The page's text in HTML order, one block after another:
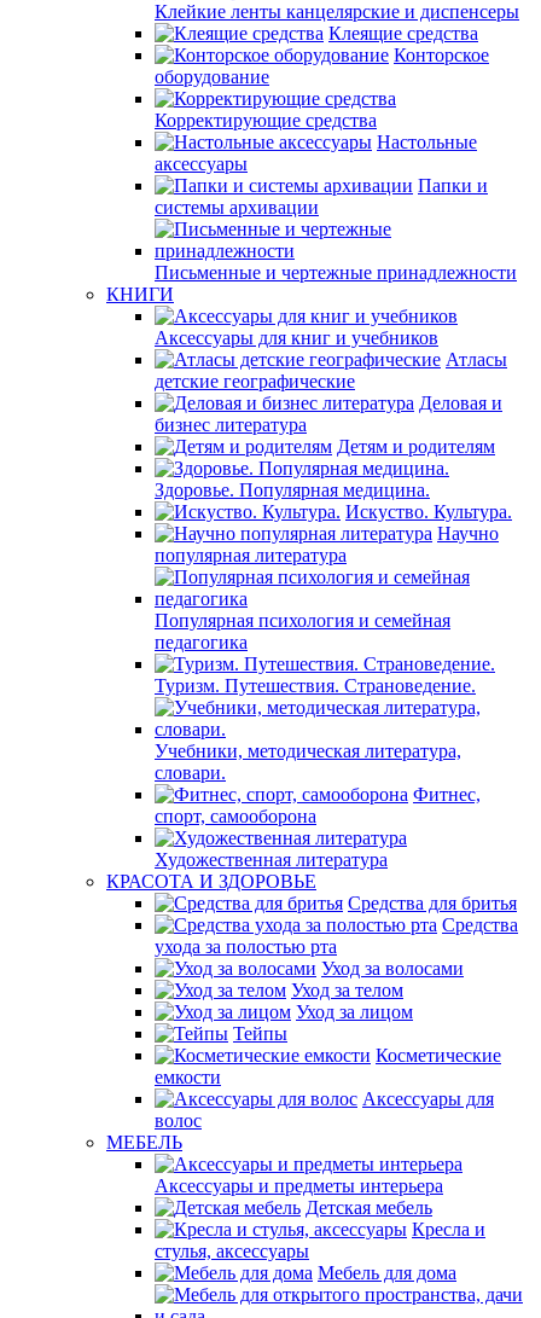
Клейкие ленты канцелярские и диспенсеры
Клеящие средства
Конторское
оборудование
Корректирующие средства
Настольные
аксессуары
Папки и
системы архивации
Письменные и чертежные принадлежности
КНИГИ
Аксессуары для книг и учебников
Атласы
детские географические
Деловая и
бизнес литература
Детям и родителям
Здоровье. Популярная медицина.
Искуство. Культура.
Научно
популярная литература
Популярная психология и семейная
педагогика
Туризм. Путешествия. Страноведение.
Учебники, методическая литература,
словари.
Фитнес,
спорт, самооборона
Художественная литература
КРАСОТА И ЗДОРОВЬЕ
Средства для бритья
Средства
ухода за полостью рта
Уход за волосами
Уход за телом
Уход за лицом
Тейпы
Косметические
емкости
Аксессуары для
волос
МЕБЕЛЬ
Аксессуары и предметы интерьера
Детская мебель
Кресла и
стулья, аксессуары
Мебель для дома